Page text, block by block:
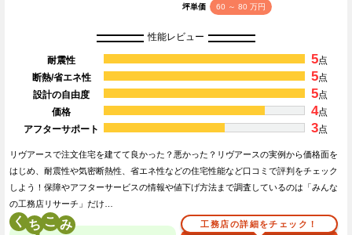
坪単価 60 ～ 80 万円
性能レビュー
耐震性 5点
断熱/省エネ性
5点
設計の自由度
5点
価格
4点
アフターサポート
3点
リヴアースで注文住宅を建てて良かった？悪かった？リヴアースの実例から価格面を
はじめ、耐震性や気密断熱性、省エネ性などの住宅性能など口コミで評判をチェック
しよう！保障やアフターサービスの情報や値下げ方法まで調査しているのは「みんな
の工務店リサーチ」だけ…
く こ 工務店の詳細をチェック！